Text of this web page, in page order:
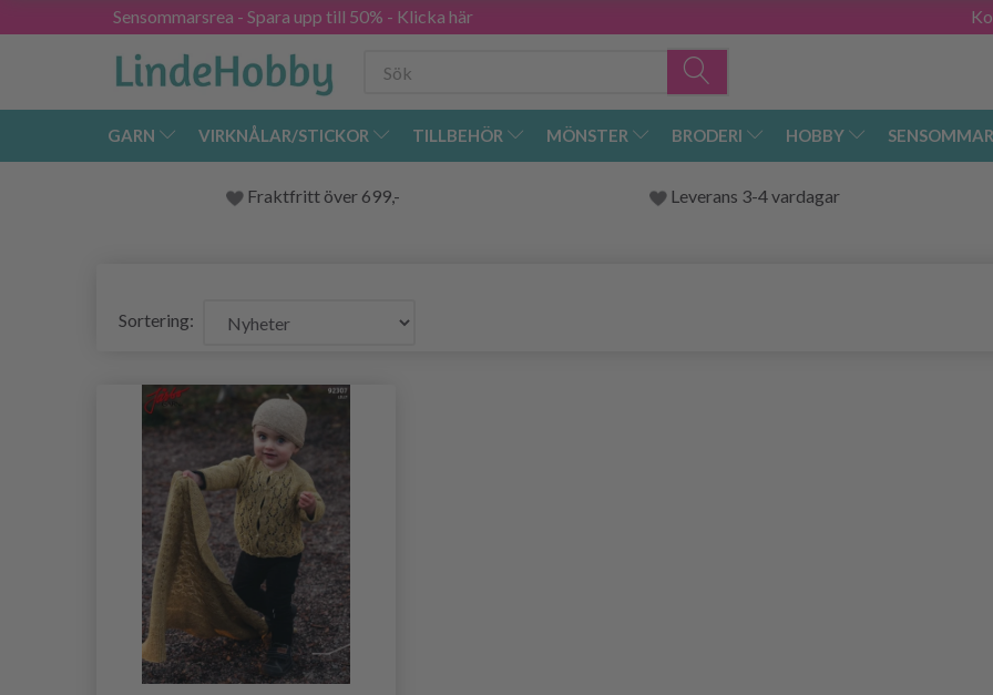
Sensommarsrea - Spara upp till 50% - Klicka här
GARN VIRKNÅLAR/STICKOR TILLBEHÖR MÖNSTER BRODERI HOBBY
Fraktfritt över 699,- Leverans 3-4 vardagar
Sortering: